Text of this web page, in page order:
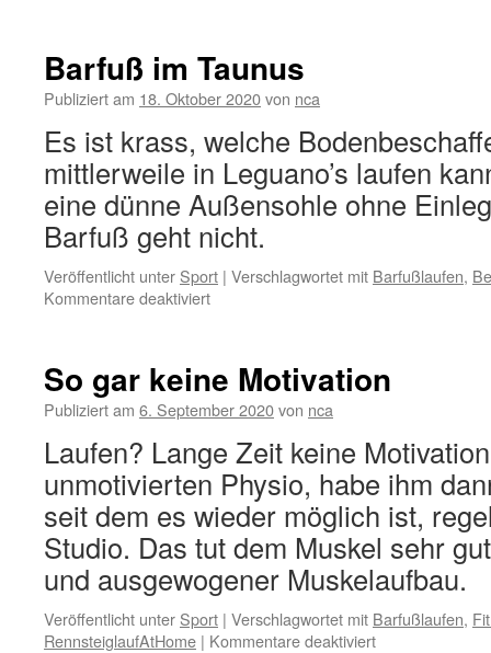
Barfuß im Taunus
Publiziert am 18. Oktober 2020von nca
Es ist krass, welche
mittlerweile in Leguano’s laufen
eine dünne Außensohle ohne
Barfuß geht nicht.
Veröffentlicht unter Sport | Verschlagwortet mit Barfußlaufen,
Kommentare deaktiviertfür
So gar keine Motivation
Publiziert am 6. September 2020von nca
Laufen? Lange Zeit keine
unmotivierten Physio, habe ihm
seit dem es wieder möglich ist,
Studio. Das tut dem Muskel sehr
und ausgewogener Muskelaufbau.
Veröffentlicht unter Sport | Verschlagwortet mit Barfußlaufen,
RennsteiglaufAtHome | Kommentare deaktiviertfür